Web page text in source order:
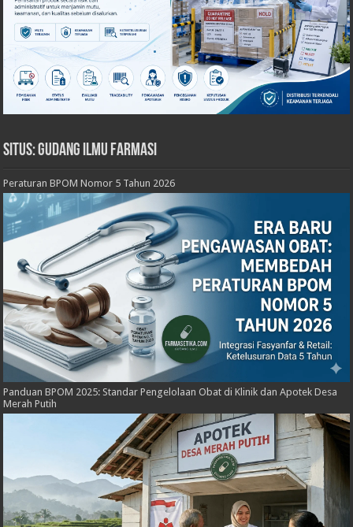
Situs: Gudang Ilmu Farmasi
Peraturan BPOM Nomor 5 Tahun 2026
Panduan BPOM 2025: Standar Pengelolaan Obat di Klinik dan Apotek Desa
Merah Putih